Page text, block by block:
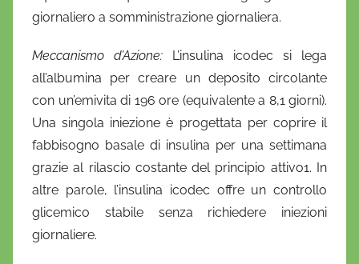
giornaliero a somministrazione giornaliera.
Meccanismo d’Azione: L’insulina icodec si lega
all’albumina per creare un deposito circolante
con un’emivita di 196 ore (equivalente a 8,1 giorni).
Una singola iniezione è progettata per coprire il
fabbisogno basale di insulina per una settimana
grazie al rilascio costante del principio attivo1. In
altre parole, l’insulina icodec offre un controllo
glicemico stabile senza richiedere iniezioni
giornaliere.